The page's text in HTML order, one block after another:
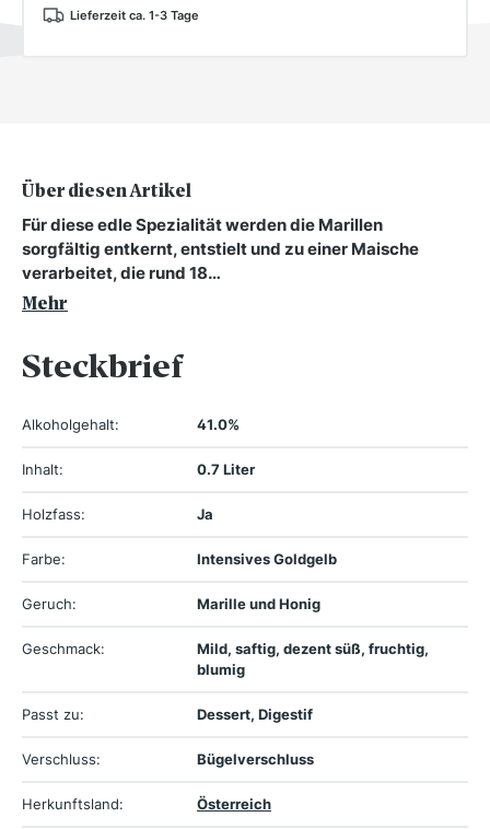
Lieferzeit ca. 1-3 Tage
Über diesen Artikel
Für diese edle Spezialität werden die Marillen
sorgfältig entkernt, entstielt und zu einer Maische
verarbeitet, die rund 18…
Mehr
Steckbrief
Alkoholgehalt: 41.0%
Inhalt: 0.7 Liter
Holzfass: Ja
Farbe: Intensives Goldgelb
Geruch: Marille und Honig
Geschmack:
Mild, saftig, dezent süß, fruchtig,
blumig
Passt zu: Dessert, Digestif
Verschluss: Bügelverschluss
Herkunftsland: Österreich